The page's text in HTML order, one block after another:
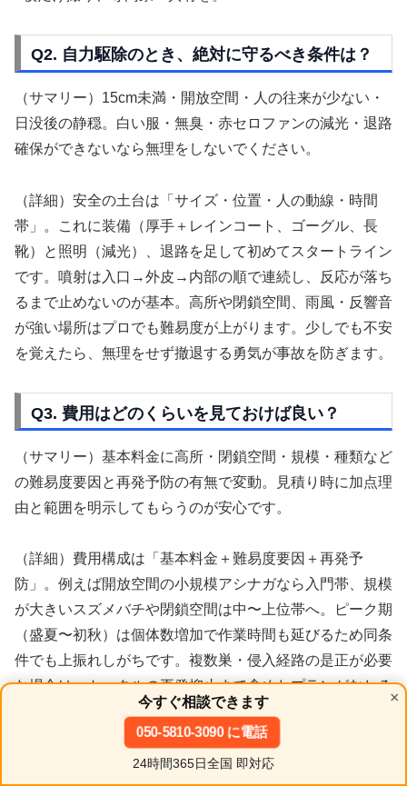
×
今すぐ相談できます
050-5810-3090 に電話
24時間365日全国 即対応
Q2. 自力駆除のとき、絶対に守るべき条件は？
（サマリー）15cm未満・開放空間・人の往来が少ない・
日没後の静穏。白い服・無臭・赤セロファンの減光・退路
確保ができないなら無理をしないでください。
（詳細）安全の土台は「サイズ・位置・人の動線・時間
帯」。これに装備（厚手＋レインコート、ゴーグル、長
靴）と照明（減光）、退路を足して初めてスタートライン
です。噴射は入口→外皮→内部の順で連続し、反応が落ち
るまで止めないのが基本。高所や閉鎖空間、雨風・反響音
が強い場所はプロでも難易度が上がります。少しでも不安
を覚えたら、無理をせず撤退する勇気が事故を防ぎます。
Q3. 費用はどのくらいを見ておけば良い？
（サマリー）基本料金に高所・閉鎖空間・規模・種類など
の難易度要因と再発予防の有無で変動。見積り時に加点理
由と範囲を明示してもらうのが安心です。
（詳細）費用構成は「基本料金＋難易度要因＋再発予
防」。例えば開放空間の小規模アシナガなら入門帯、規模
が大きいスズメバチや閉鎖空間は中〜上位帯へ。ピーク期
（盛夏〜初秋）は個体数増加で作業時間も延びるため同条
件でも上振れしがちです。複数巣・侵入経路の是正が必要
な場合は、トータルの再発抑止まで含めたプランがむしろ
近道。見積り時に「事後清掃」「戻り対策」「再訪サポー
ト」「追加費用の要否」を確認してください。